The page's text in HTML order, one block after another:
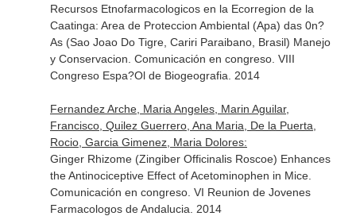
Recursos Etnofarmacologicos en la Ecorregion de la
Caatinga: Area de Proteccion Ambiental (Apa) das 0n?
As (Sao Joao Do Tigre, Cariri Paraibano, Brasil) Manejo
y Conservacion. Comunicación en congreso. VIII
Congreso Espa?Ol de Biogeografia. 2014
Fernandez Arche, Maria Angeles, Marin Aguilar,
Francisco, Quilez Guerrero, Ana Maria, De la Puerta,
Rocio, Garcia Gimenez, Maria Dolores:
Ginger Rhizome (Zingiber Officinalis Roscoe) Enhances
the Antinociceptive Effect of Acetominophen in Mice.
Comunicación en congreso. VI Reunion de Jovenes
Farmacologos de Andalucia. 2014